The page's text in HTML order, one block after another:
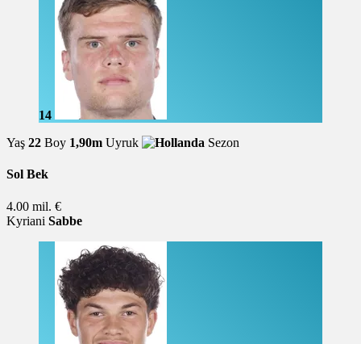
14
Yaş 22 Boy 1,90m Uyruk Sezon
Sol Bek
4.00 mil. €
Kyriani Sabbe